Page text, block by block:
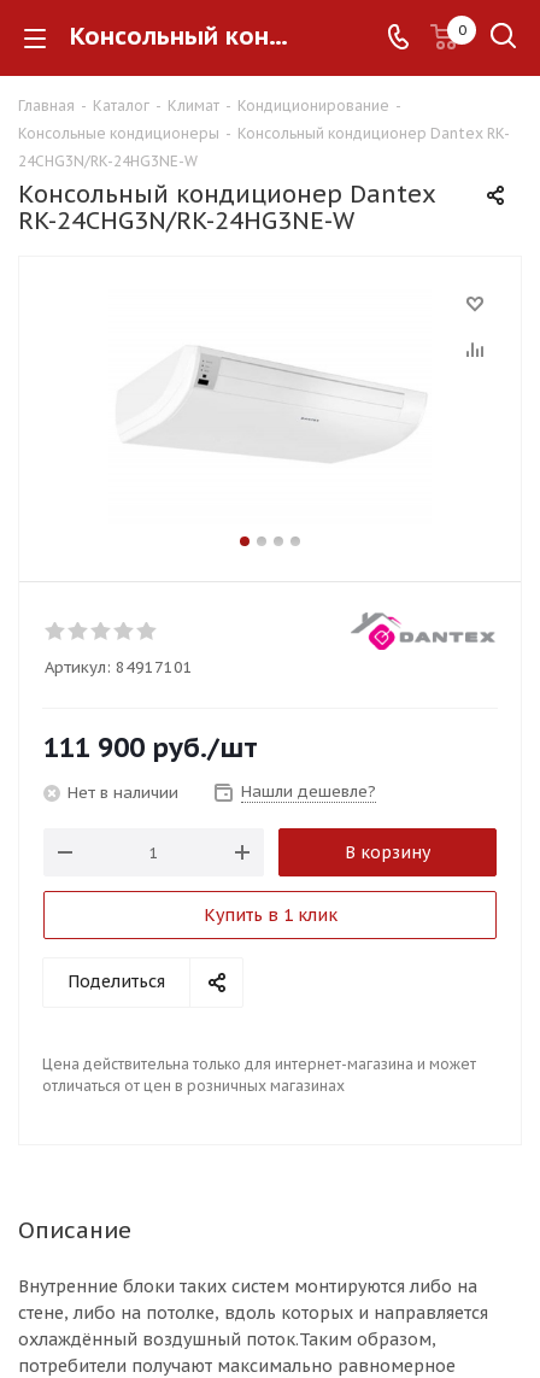
Консольный кондиционер Dantex RK-24СHG3N/RK-24HG3NE-W 0
Главная - Каталог - Климат - Кондиционирование -
Консольные кондиционеры - Консольный кондиционер Dantex RK-
24СHG3N/RK-24HG3NE-W
Консольный кондиционер Dantex
RK-24СHG3N/RK-24HG3NE-W
Артикул: 84917101
111 900 руб./шт
Нет в наличии Нашли дешевле?
В корзину
Купить в 1 клик
Поделиться
Цена действительна только для интернет-магазина и может
отличаться от цен в розничных магазинах
Описание
Внутренние блоки таких систем монтируются либо на
стене, либо на потолке, вдоль которых и направляется
охлаждённый воздушный поток.Таким образом,
потребители получают максимально равномерное